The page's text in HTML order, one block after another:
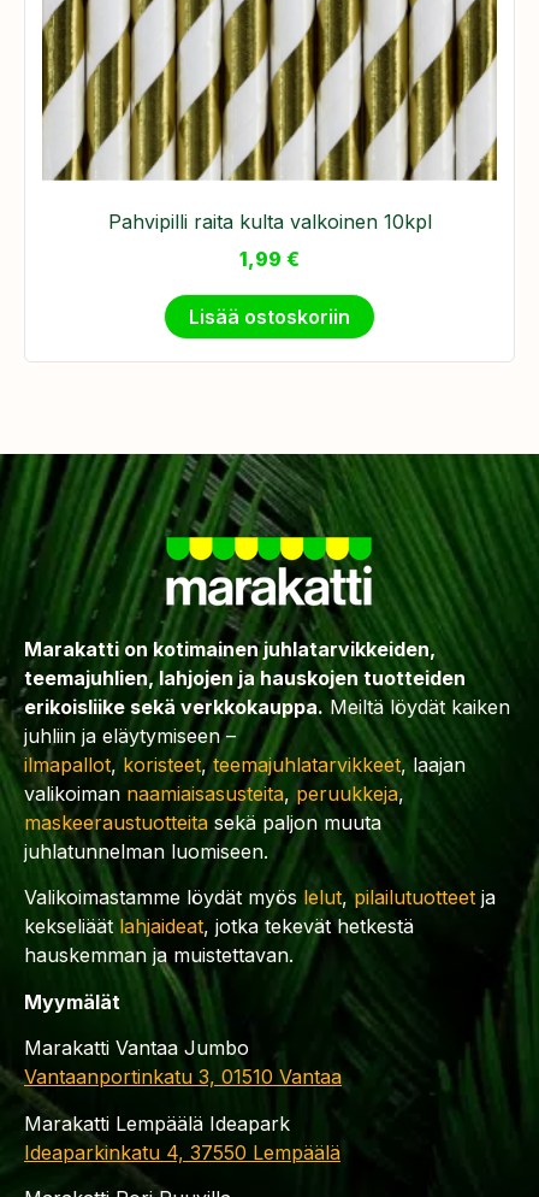
Pahvipilli raita kulta valkoinen 10kpl
1,99 €
Lisää ostoskoriin
Marakatti on kotimainen juhlatarvikkeiden,
teemajuhlien, lahjojen ja hauskojen tuotteiden
erikoisliike sekä verkkokauppa. Meiltä löydät kaiken
juhliin ja eläytymiseen –
ilmapallot, koristeet,teemajuhlatarvikkeet, laajan
valikoiman naamiaisasusteita, peruukkeja,
maskeeraustuotteita sekä paljon muuta
juhlatunnelman luomiseen.
Valikoimastamme löydät myös lelut,pilailutuotteet ja
kekseliäät lahjaideat, jotka tekevät hetkestä
hauskemman ja muistettavan.
Myymälät
Marakatti Vantaa Jumbo
Vantaanportinkatu 3, 01510 Vantaa
Marakatti Lempäälä Ideapark
Ideaparkinkatu 4, 37550 Lempäälä